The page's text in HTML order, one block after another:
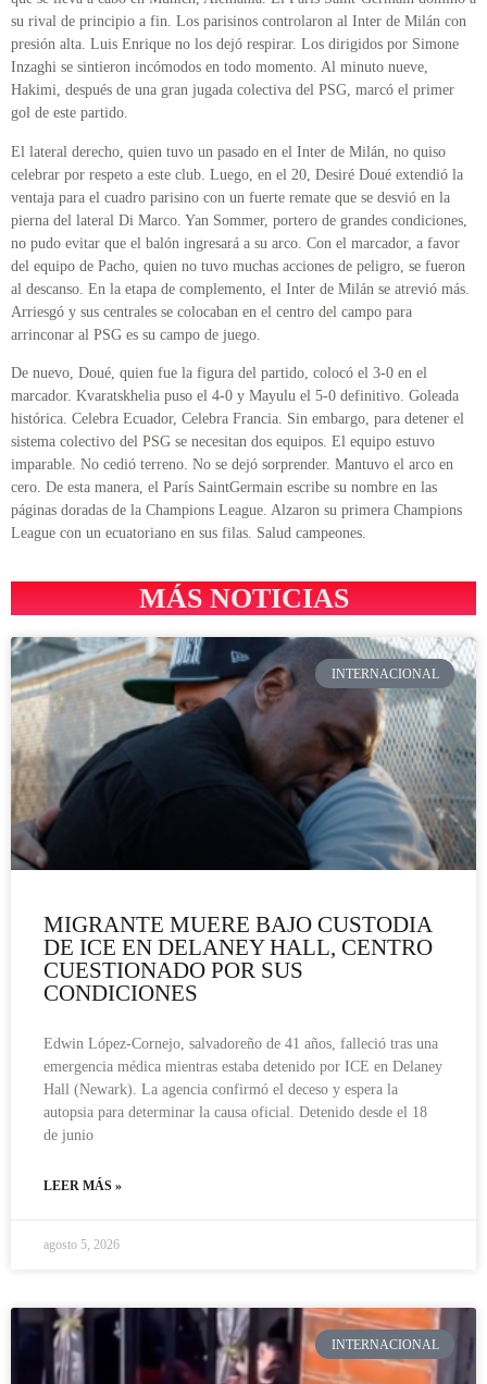
su rival de principio a fin. Los parisinos controlaron al Inter de Milán con
presión alta. Luis Enrique no los dejó respirar. Los dirigidos por Simone
Inzaghi se sintieron incómodos en todo momento. Al minuto nueve,
Hakimi, después de una gran jugada colectiva del PSG, marcó el primer
gol de este partido.
El lateral derecho, quien tuvo un pasado en el Inter de Milán, no quiso
celebrar por respeto a este club. Luego, en el 20, Desiré Doué extendió la
ventaja para el cuadro parisino con un fuerte remate que se desvió en la
pierna del lateral Di Marco. Yan Sommer, portero de grandes condiciones,
no pudo evitar que el balón ingresará a su arco. Con el marcador, a favor
del equipo de Pacho, quien no tuvo muchas acciones de peligro, se fueron
al descanso. En la etapa de complemento, el Inter de Milán se atrevió más.
Arriesgó y sus centrales se colocaban en el centro del campo para
arrinconar al PSG es su campo de juego.
De nuevo, Doué, quien fue la figura del partido, colocó el 3-0 en el
marcador. Kvaratskhelia puso el 4-0 y Mayulu el 5-0 definitivo. Goleada
histórica. Celebra Ecuador, Celebra Francia. Sin embargo, para detener el
sistema colectivo del PSG se necesitan dos equipos. El equipo estuvo
imparable. No cedió terreno. No se dejó sorprender. Mantuvo el arco en
cero. De esta manera, el París SaintGermain escribe su nombre en las
páginas doradas de la Champions League. Alzaron su primera Champions
League con un ecuatoriano en sus filas. Salud campeones.
MÁS NOTICIAS
INTERNACIONAL
MIGRANTE MUERE BAJO CUSTODIA
DE ICE EN DELANEY HALL, CENTRO
CUESTIONADO POR SUS
CONDICIONES
Edwin López-Cornejo, salvadoreño de 41 años, falleció tras una
emergencia médica mientras estaba detenido por ICE en Delaney
Hall (Newark). La agencia confirmó el deceso y espera la
autopsia para determinar la causa oficial. Detenido desde el 18
de junio
LEER MÁS »
agosto 5, 2026
INTERNACIONAL